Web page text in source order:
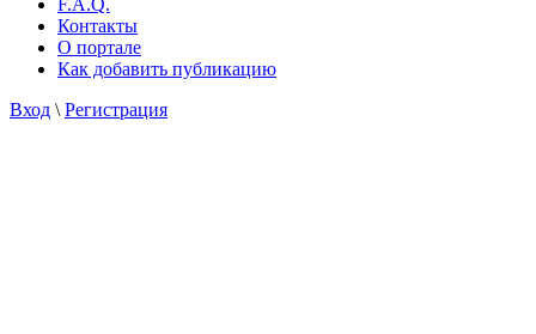
F.A.Q.
Контакты
О портале
Как добавить публикацию
Вход \ Регистрация